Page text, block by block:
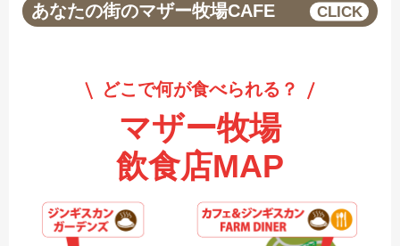
あなたの街のマザー牧場CAFE
どこで何が食べられる？
マザー牧場
飲食店MAP